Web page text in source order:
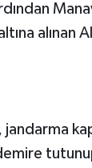
alınan